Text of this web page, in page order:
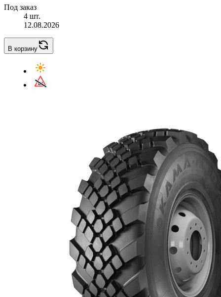
Под заказ
4 шт.
12.08.2026
В корзину